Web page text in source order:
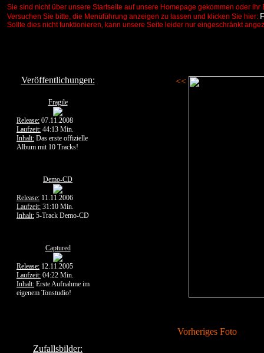
Sie sind nicht über unsere Startseite auf unsere Homepage gekommen oder
Versuchen Sie bitte, die Menüführung anzeigen zu lassen und klicken Sie hier:
Sollte dies nicht funktionieren, kann unsere Seite leider nur eingeschränkt
Veröffentlichungen:
Fragile
Release: 07.11.2008
Laufzeit: 44:13 Min.
Inhalt: Das erste offizielle
Album mit 10 Tracks!
Demo-CD
Release: 11.11.2006
Laufzeit: 31:10 Min.
Inhalt: 5-Track Demo-CD
Captured
Release: 12.11.2005
Laufzeit: 04:22 Min.
Inhalt: Erste Aufnahme im
eigenem Tonstudio!
Zufallsbilder:
<<
Vorheriges Foto